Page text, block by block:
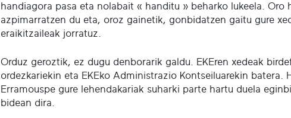
handiagora pasa eta nolabait « handitu » beharko lukeela. Oro
azpimarratzen du eta, oroz gainetik, gonbidatzen gaitu gure
eraikitzaileak jorratuz.
Orduz geroztik, ez dugu denborarik galdu. EKEren xedeak
ordezkariekin eta EKEko Administrazio Kontseiluarekin batera.
Erramouspe gure lehendakariak suharki parte hartu duela
bidean dira.